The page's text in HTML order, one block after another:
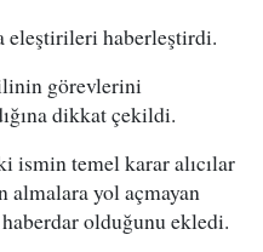
eleştirileri haberleştirdi.
görevlerini
dikkat çekildi.
ismin temel karar alıcılar
almalara yol açmayan
olduğunu ekledi.